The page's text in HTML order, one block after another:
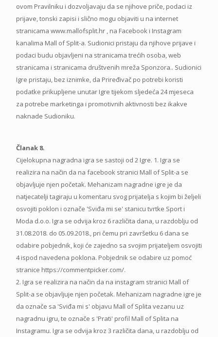
ovom Pravilniku i dozvoljavaju da se njihove priče, podaci iz
prijave, tonski zapisi i slično mogu objaviti u na internet
stranicama www.mallofsplit.hr , na Facebook i Instagram
kanalima Mall of Split-a. Sudionici pristaju da njihove prijave i
podaci budu objavljeni na stranicama trećih osoba, web
stranicama i stranicama društvenih mreža Sponzora.. Sudionici
Igre pristaju, bez iznimke, da Priređivač po potrebi koristi
podatke prikupljene unutar Igre tijekom sljedeća 24 mjeseca
za potrebe marketinga i promotivnih aktivnosti bez ikakve
naknade Sudioniku.
Članak 8.
Cijelokupna nagradna igra se sastoji od 2 Igre. 1. Igra se
realizira na način da na facebook stranici Mall of Split-a se
objavljuje njen početak. Mehanizam nagradne igre je da
natjecatelji tagiraju u komentaru svog prijatelja s kojim bi željeli
osvojiti poklon i označe 'Sviđa mi se' stanicu tvrtke Sport i
Moda d.o.o. Igra se odvija kroz 6 različita dana, u razdoblju od
31.08.2018. do 05.09.2018., pri čemu pri završetku 6 dana se
odabire pobjednik, koji će zajedno sa svojim prijateljem osvojiti
4 ispod navedena poklona. Pobjednik se odabire uz pomoć
stranice https://commentpicker.com/.
2. Igra se realizira na način da na instagram stranici Mall of
Split-a se objavljuje njen početak. Mehanizam nagradne igre je
da označe sa 'Sviđa mi s' objavu Mall of Splita vezanu uz
nagradnu igru, te označe s 'Prati' profil Mall of Splita na
Instagramu. Igra se odvija kroz 3 različita dana, u razdoblju od